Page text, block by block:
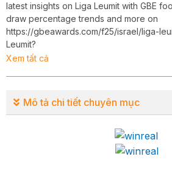
latest insights on Liga Leumit with GBE
draw percentage trends and more on
https://gbeawards.com/f25/israel/liga-
Leumit?
Xem tất cả
Mô tả chi tiết chuyên mục